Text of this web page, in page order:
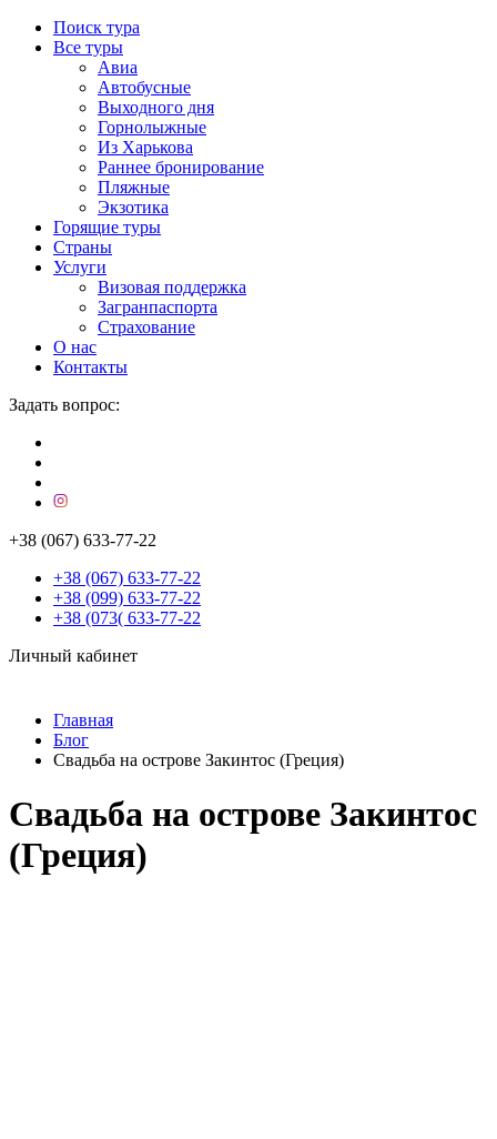
Поиск тура
Все туры
Авиа
Автобусные
Выходного дня
Горнолыжные
Из Харькова
Раннее бронирование
Пляжные
Экзотика
Горящие туры
Страны
Услуги
Визовая поддержка
Загранпаспорта
Страхование
О нас
Контакты
Задать вопрос:
+38 (067) 633-77-22
+38 (067) 633-77-22
+38 (099) 633-77-22
+38 (073( 633-77-22
Личный кабинет
Главная
Блог
Свадьба на острове Закинтос (Греция)
Свадьба на острове Закинтос
(Греция)